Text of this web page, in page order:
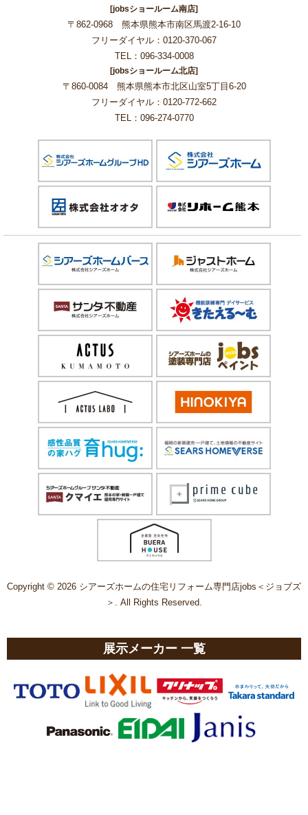
[jobsショールーム南店]
〒862-0968 熊本県熊本市南区馬渡2-16-10
フリーダイヤル：0120-370-067
TEL：096-334-0008
[jobsショールーム北店]
〒860-0084 熊本県熊本市北区山室5丁目6-20
フリーダイヤル：0120-772-662
TEL：096-274-0770
Copyright © 2026 シアーズホームの住宅リフォーム専門店jobs＜ジョブズ
＞. All Rights Reserved.
展示メーカー 一覧